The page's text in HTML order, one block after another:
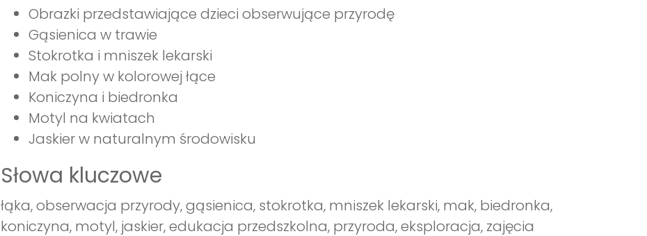
Obrazki przedstawiające dzieci obserwujące przyrodę
Gąsienica w trawie
Stokrotka i mniszek lekarski
Mak polny w kolorowej łące
Koniczyna i biedronka
Motyl na kwiatach
Jaskier w naturalnym środowisku
Słowa kluczowe
łąka, obserwacja przyrody, gąsienica, stokrotka, mniszek lekarski, mak, biedronka,
koniczyna, motyl, jaskier, edukacja przedszkolna, przyroda, eksploracja, zajęcia